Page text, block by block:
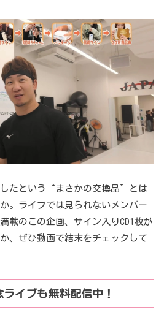
したという“まさかの交換品”とは
。ライブでは見られないメンバー
載のこの企画、サイン入りCD1枚が
、ぜひ動画で結末をチェックして
イブも無料配信中！